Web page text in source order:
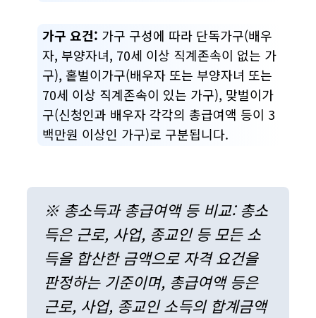
가구 요건: 가구 구성에 따라 단독가구(배우
자, 부양자녀, 70세 이상 직계존속이 없는 가
구), 홑벌이가구(배우자 또는 부양자녀 또는
70세 이상 직계존속이 있는 가구), 맞벌이가
구(신청인과 배우자 각각의 총급여액 등이 3
백만원 이상인 가구)로 구분됩니다.
※ 총소득과 총급여액 등 비교: 총소
득은 근로, 사업, 종교인 등 모든 소
득을 합산한 금액으로 자격 요건을
판정하는 기준이며, 총급여액 등은
근로, 사업, 종교인 소득의 합계금액